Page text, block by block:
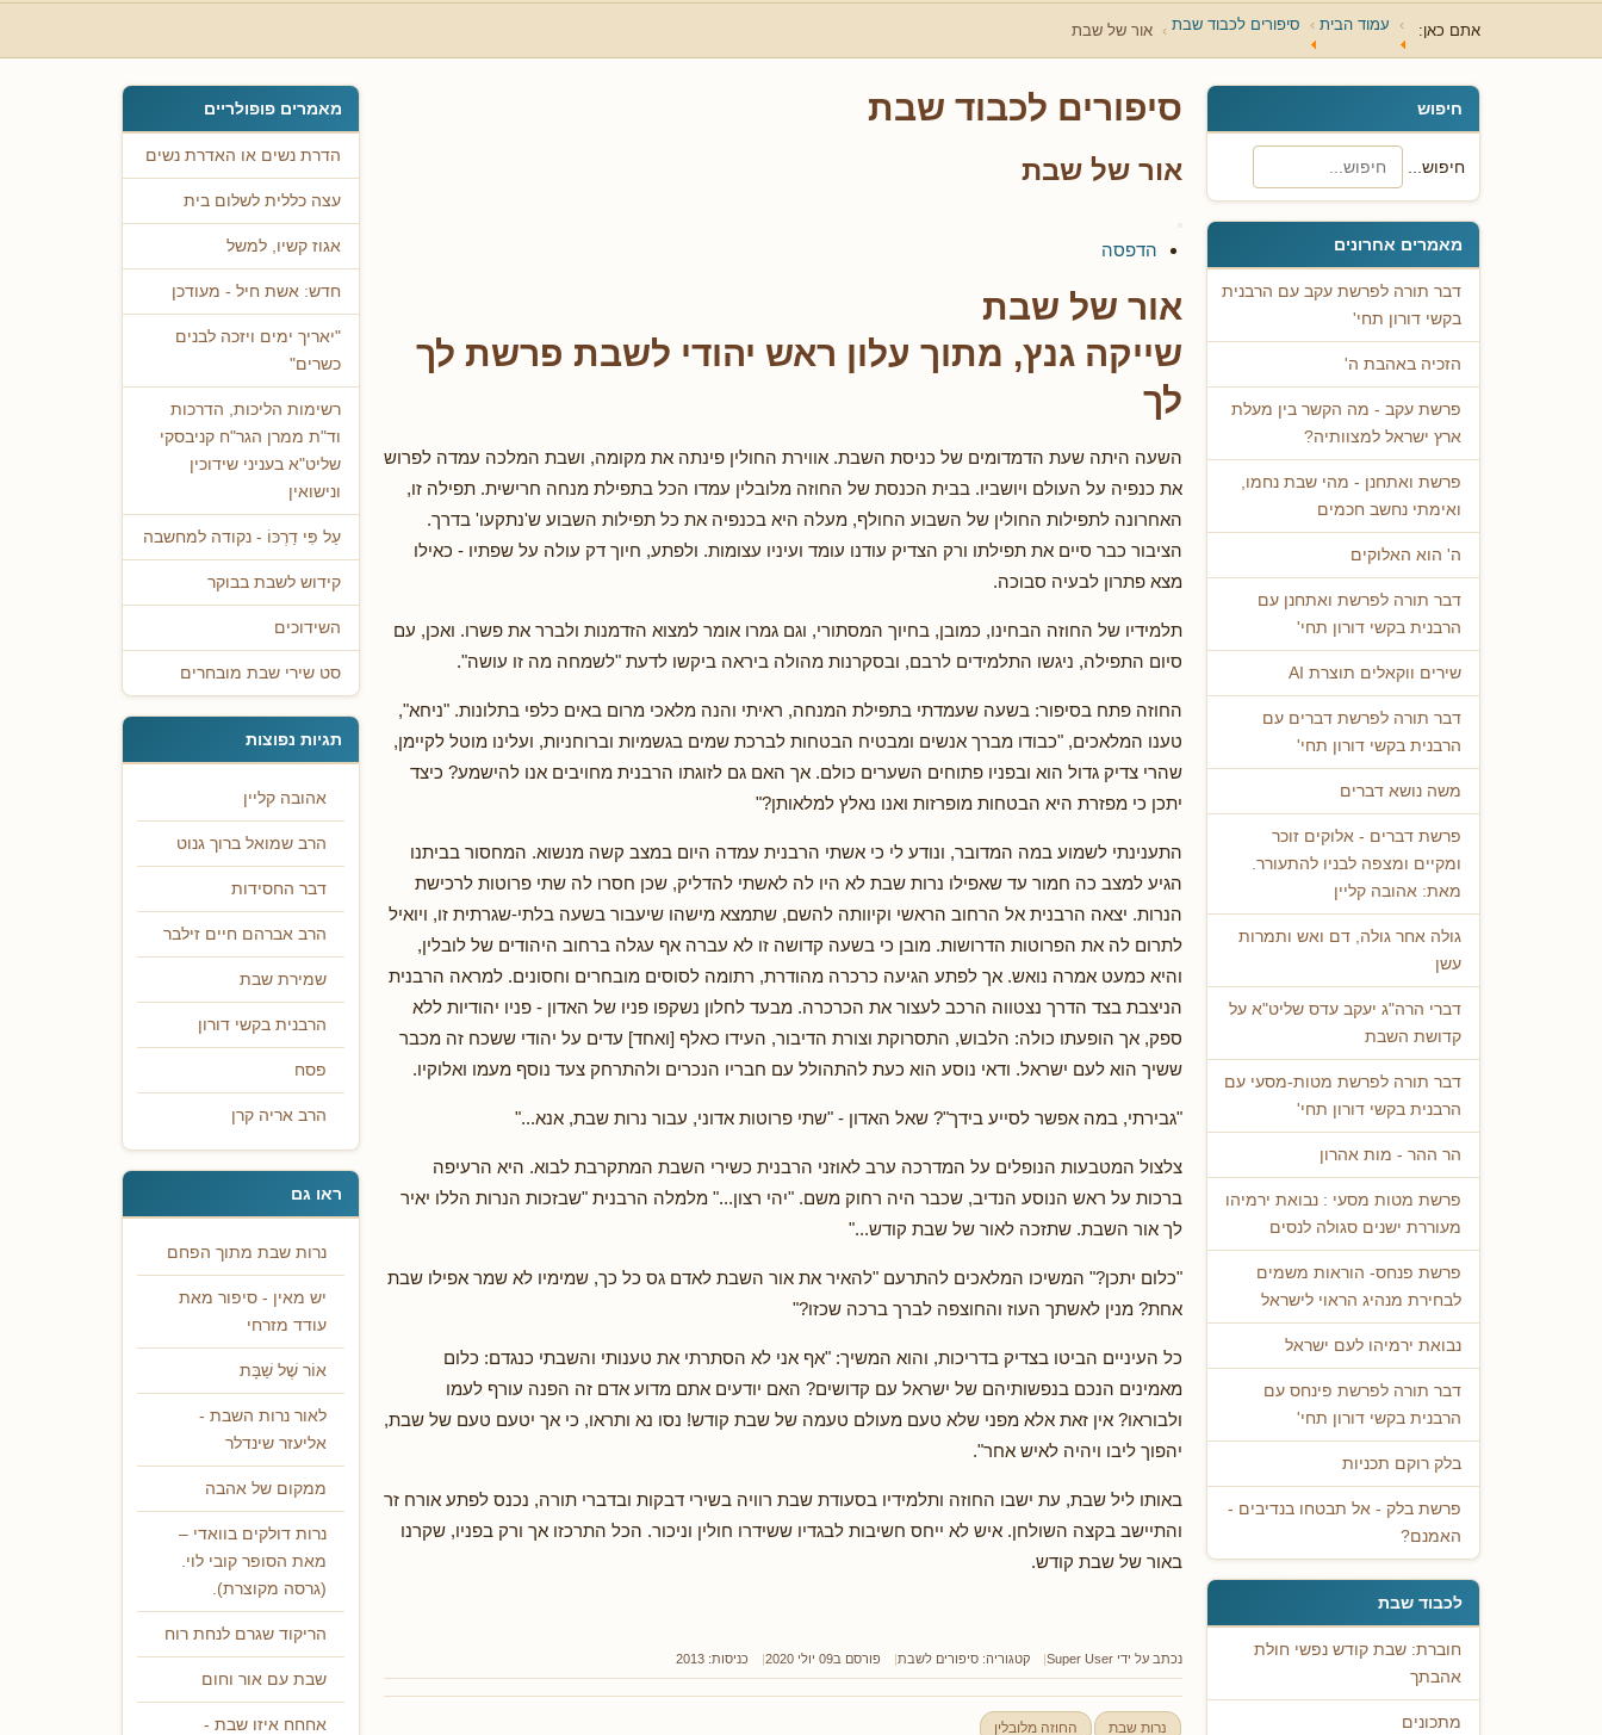
אתם כאן: עמוד הבית סיפורים לכבוד שבת אור של שבת
חיפוש
חיפוש...
מאמרים אחרונים
דבר תורה לפרשת עקב עם הרבנית
בקשי דורון תחי'
הזכיה באהבת ה'
פרשת עקב - מה הקשר בין מעלת
ארץ ישראל למצוותיה?
פרשת ואתחנן - מהי שבת נחמו,
ואימתי נחשב חכמים
ה' הוא האלוקים
דבר תורה לפרשת ואתחנן עם
הרבנית בקשי דורון תחי'
שירים ווקאלים תוצרת AI
דבר תורה לפרשת דברים עם
הרבנית בקשי דורון תחי'
משה נושא דברים
פרשת דברים - אלוקים זוכר
ומקיים ומצפה לבניו להתעורר.
מאת: אהובה קליין
גולה אחר גולה, דם ואש ותמרות
עשן
דברי הרה"ג יעקב עדס שליט"א על
קדושת השבת
דבר תורה לפרשת מטות-מסעי עם
הרבנית בקשי דורון תחי'
הר ההר - מות אהרון
פרשת מטות מסעי : נבואת ירמיהו
מעוררת ישנים סגולה לנסים
פרשת פנחס- הוראות משמים
לבחירת מנהיג הראוי לישראל
נבואת ירמיהו לעם ישראל
דבר תורה לפרשת פינחס עם
הרבנית בקשי דורון תחי'
בלק רוקם תכניות
פרשת בלק - אל תבטחו בנדיבים -
האמנם?
לכבוד שבת
חוברת: שבת קודש נפשי חולת
אהבתך
מתכונים
סיפורים לכבוד שבת
אור של שבת
הדפסה
אור של שבת
שייקה גנץ, מתוך עלון ראש יהודי לשבת פרשת לך
לך
השעה היתה שעת הדמדומים של כניסת השבת. אווירת החולין פינתה את מקומה, ושבת המלכה עמדה לפרוש
את כנפיה על העולם ויושביו. בבית הכנסת של החוזה מלובלין עמדו הכל בתפילת מנחה חרישית. תפילה זו,
האחרונה לתפילות החולין של השבוע החולף, מעלה היא בכנפיה את כל תפילות השבוע ש'נתקעו' בדרך.
הציבור כבר סיים את תפילתו ורק הצדיק עודנו עומד ועיניו עצומות. ולפתע, חיוך דק עולה על שפתיו - כאילו
מצא פתרון לבעיה סבוכה.
תלמידיו של החוזה הבחינו, כמובן, בחיוך המסתורי, וגם גמרו אומר למצוא הזדמנות ולברר את פשרו. ואכן, עם
סיום התפילה, ניגשו התלמידים לרבם, ובסקרנות מהולה ביראה ביקשו לדעת "לשמחה מה זו עושה".
החוזה פתח בסיפור: בשעה שעמדתי בתפילת המנחה, ראיתי והנה מלאכי מרום באים כלפי בתלונות. "ניחא",
טענו המלאכים, "כבודו מברך אנשים ומבטיח הבטחות לברכת שמים בגשמיות וברוחניות, ועלינו מוטל לקיימן,
שהרי צדיק גדול הוא ובפניו פתוחים השערים כולם. אך האם גם לזוגתו הרבנית מחויבים אנו להישמע? כיצד
יתכן כי מפזרת היא הבטחות מופרזות ואנו נאלץ למלאותן?"
התענינתי לשמוע במה המדובר, ונודע לי כי אשתי הרבנית עמדה היום במצב קשה מנשוא. המחסור בביתנו
הגיע למצב כה חמור עד שאפילו נרות שבת לא היו לה לאשתי להדליק, שכן חסרו לה שתי פרוטות לרכישת
הנרות. יצאה הרבנית אל הרחוב הראשי וקיוותה להשם, שתמצא מישהו שיעבור בשעה בלתי-שגרתית זו, ויואיל
לתרום לה את הפרוטות הדרושות. מובן כי בשעה קדושה זו לא עברה אף עגלה ברחוב היהודים של לובלין,
והיא כמעט אמרה נואש. אך לפתע הגיעה כרכרה מהודרת, רתומה לסוסים מובחרים וחסונים. למראה הרבנית
הניצבת בצד הדרך נצטווה הרכב לעצור את הכרכרה. מבעד לחלון נשקפו פניו של האדון - פניו יהודיות ללא
ספק, אך הופעתו כולה: הלבוש, התסרוקת וצורת הדיבור, העידו כאלף [ואחד] עדים על יהודי ששכח זה מכבר
ששיך הוא לעם ישראל. ודאי נוסע הוא כעת להתהולל עם חבריו הנכרים ולהתרחק צעד נוסף מעמו ואלוקיו.
"גבירתי, במה אפשר לסייע בידך"? שאל האדון - "שתי פרוטות אדוני, עבור נרות שבת, אנא..."
צלצול המטבעות הנופלים על המדרכה ערב לאוזני הרבנית כשירי השבת המתקרבת לבוא. היא הרעיפה
ברכות על ראש הנוסע הנדיב, שכבר היה רחוק משם. "יהי רצון..." מלמלה הרבנית "שבזכות הנרות הללו יאיר
לך אור השבת. שתזכה לאור של שבת קודש..."
"כלום יתכן?" המשיכו המלאכים להתרעם "להאיר את אור השבת לאדם גס כל כך, שמימיו לא שמר אפילו שבת
אחת? מנין לאשתך העוז והחוצפה לברך ברכה שכזו?"
כל העיניים הביטו בצדיק בדריכות, והוא המשיך: "אף אני לא הסתרתי את טענותי והשבתי כנגדם: כלום
מאמינים הנכם בנפשותיהם של ישראל עם קדושים? האם יודעים אתם מדוע אדם זה הפנה עורף לעמו
ולבוראו? אין זאת אלא מפני שלא טעם מעולם טעמה של שבת קודש! נסו נא ותראו, כי אך יטעם טעם של שבת,
יהפוך ליבו ויהיה לאיש אחר".
באותו ליל שבת, עת ישבו החוזה ותלמידיו בסעודת שבת רוויה בשירי דבקות ובדברי תורה, נכנס לפתע אורח זר
והתיישב בקצה השולחן. איש לא ייחס חשיבות לבגדיו ששידרו חולין וניכור. הכל התרכזו אך ורק בפניו, שקרנו
באור של שבת קודש.
נכתב על ידי Super User קטגוריה: סיפורים לשבת פורסם ב09 יולי 2020 כניסות: 2013
נרות שבת החוזה מלובלין
מאמרים פופולריים
הדרת נשים או האדרת נשים
עצה כללית לשלום בית
אגוז קשיו, למשל
חדש: אשת חיל - מעודכן
"יאריך ימים ויזכה לבנים
כשרים"
רשימות הליכות, הדרכות
וד"ת ממרן הגר"ח קניבסקי
שליט"א בעניני שידוכין
ונישואין
עַל פִּי דַרְכּוֹ - נקודה למחשבה
קידוש לשבת בבוקר
השידוכים
סט שירי שבת מובחרים
תגיות נפוצות
אהובה קליין
הרב שמואל ברוך גנוט
דבר החסידות
הרב אברהם חיים זילבר
שמירת שבת
הרבנית בקשי דורון
פסח
הרב אריה קרן
ראו גם
נרות שבת מתוך הפחם
יש מאין - סיפור מאת
עודד מזרחי
אוֹר שֶׁל שַׁבָּת
לאור נרות השבת -
אליעזר שינדלר
ממקום של אהבה
נרות דולקים בוואדי –
מאת הסופר קובי לוי.
(גרסה מקוצרת).
הריקוד שגרם לנחת רוח
שבת עם אור וחום
אחחח איזו שבת -